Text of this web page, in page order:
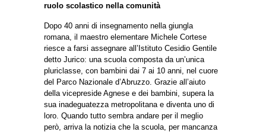
ruolo scolastico nella comunità
Dopo 40 anni di insegnamento nella giungla
romana, il maestro elementare Michele Cortese
riesce a farsi assegnare all’Istituto Cesidio Gentile
detto Jurico: una scuola composta da un’unica
pluriclasse, con bambini dai 7 ai 10 anni, nel cuore
del Parco Nazionale d’Abruzzo. Grazie all’aiuto
della vicepreside Agnese e dei bambini, supera la
sua inadeguatezza metropolitana e diventa uno di
loro. Quando tutto sembra andare per il meglio
però, arriva la notizia che la scuola, per mancanza